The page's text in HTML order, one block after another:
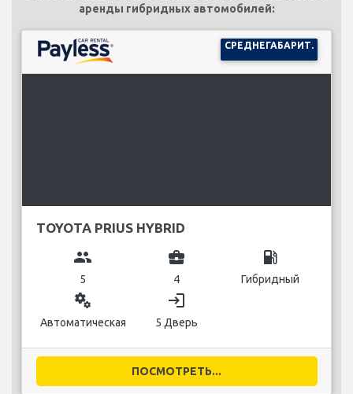
аренды гибридных автомобилей:
СРЕДНЕГАБАРИТ.
TOYOTA PRIUS HYBRID
group
5
business_center
4
local_gas_station
Гибридный
miscellaneous_services
Автоматическая
login
5 Дверь
ПОСМОТРЕТЬ...